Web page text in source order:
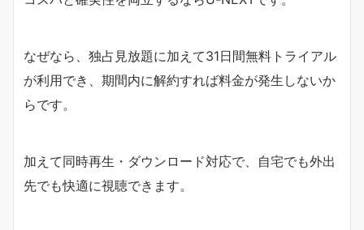
なぜなら、独占見放題に加えて31日間無料トライアル
が利用でき、期間内に解約すれば料金が発生しないか
らです。
加えて同時再生・ダウンロード対応で、自宅でも外出
先でも快適に視聴できます。